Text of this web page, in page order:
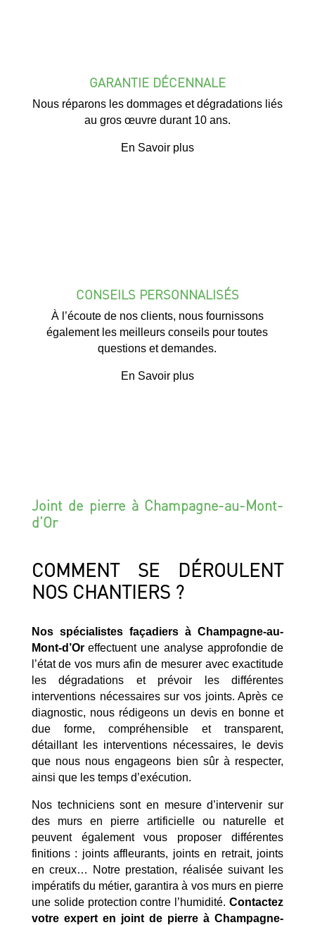
GARANTIE DÉCENNALE
Nous réparons les dommages et dégradations liés
au gros œuvre durant 10 ans.
En Savoir plus
CONSEILS PERSONNALISÉS
À l’écoute de nos clients, nous fournissons
également les meilleurs conseils pour toutes
questions et demandes.
En Savoir plus
Joint de pierre à Champagne-au-Mont-
d’Or
COMMENT SE DÉROULENT
NOS CHANTIERS ?
Nos spécialistes façadiers à Champagne-au-
Mont-d’Oreffectuent une analyse approfondie de
l’état de vos murs afin de mesurer avec exactitude
les dégradations et prévoir les différentes
interventions nécessaires sur vos joints. Après ce
diagnostic, nous rédigeons un devis en bonne et
due forme, compréhensible et transparent,
détaillant les interventions nécessaires, le devis
que nous nous engageons bien sûr à respecter,
ainsi que les temps d’exécution.
Nos techniciens sont en mesure d’intervenir sur
des murs en pierre artificielle ou naturelle et
peuvent également vous proposer différentes
finitions : joints affleurants, joints en retrait, joints
en creux… Notre prestation, réalisée suivant les
impératifs du métier, garantira à vos murs en pierre
une solide protection contre l’humidité.Contactez
votre expert en joint de pierre à Champagne-
Mentions Légales Politique de Confidentialité